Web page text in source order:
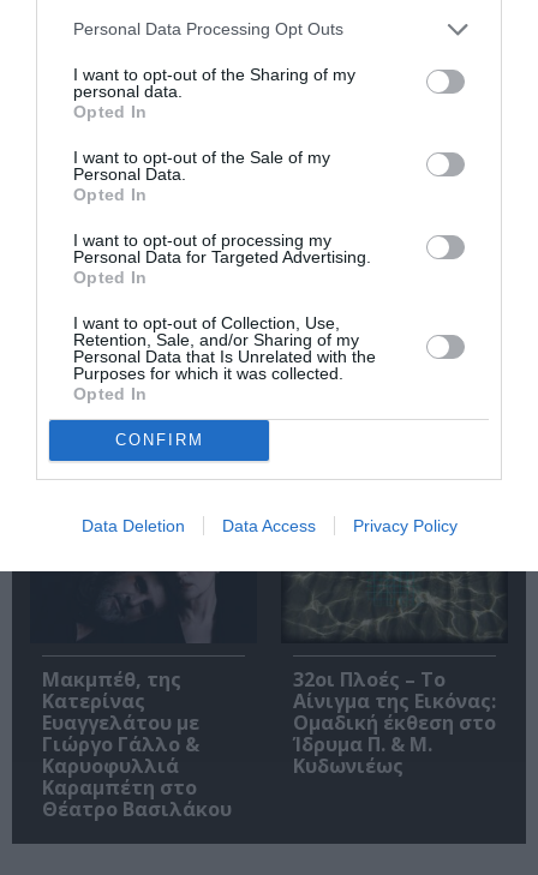
Personal Data Processing Opt Outs
I want to opt-out of the Sharing of my
personal data.
Opted In
I want to opt-out of the Sale of my
Personal Data.
Opted In
I want to opt-out of processing my
Personal Data for Targeted Advertising.
Opted In
I want to opt-out of Collection, Use,
Retention, Sale, and/or Sharing of my
Personal Data that Is Unrelated with the
Purposes for which it was collected.
Opted In
CONFIRM
Data Deletion Data Access Privacy Policy
Δημοφιλή Άρθρα
O «Οιδίποδας» του
Ρόμπερτ Άικ ξανά
στη Στέγη – Με τους
Νίκο Κουρή & Μαρία
Κεχαγιόγλου
Θεοδώρα,
Αυτοκράτειρα του
ελληνική όπερα του
Ολύμπια
Μακμπέθ, της
Κατερίνας
Ευαγγελάτου με
Γιώργο Γάλλο &
Καρυοφυλλιά
Καραμπέτη στο
Θέατρο Βασιλάκου
32οι Πλοές – Το
Αίνιγμα της Εικόνας:
Ομαδική έκθεση στο
Ίδρυμα Π. & Μ.
Κυδωνιέως